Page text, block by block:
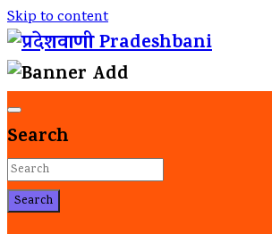
Skip to content
प्रदेशवाणी
विकासकालागि संचार
Search
Search